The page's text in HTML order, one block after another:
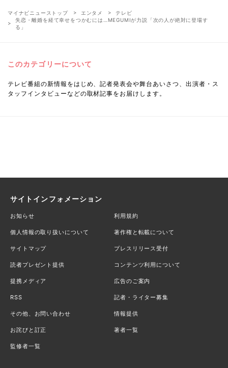
マイナビニューストップ エンタメ
テレビ
失恋・離婚を経て幸せをつかむには…MEGUMIが力説「次の人が絶対に登場す
る」
このカテゴリーについて
テレビ番組の新情報をはじめ、記者発表会や舞台あいさつ、出演者・ス
タッフインタビューなどの取材記事をお届けします。
サイトインフォメーション
お知らせ 利用規約
個人情報の取り扱いについて 著作権と転載について
サイトマップ プレスリリース受付
読者プレゼント提供 コンテンツ利用について
提携メディア 広告のご案内
RSS 記者・ライター募集
その他、お問い合わせ 情報提供
お詫びと訂正 著者一覧
監修者一覧